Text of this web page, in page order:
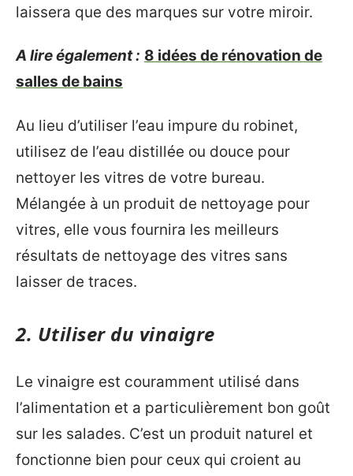
laissera que des marques sur votre miroir.
A lire également : 8 idées de rénovation de
salles de bains
Au lieu d’utiliser l’eau impure du robinet,
utilisez de l’eau distillée ou douce pour
nettoyer les vitres de votre bureau.
Mélangée à un produit de nettoyage pour
vitres, elle vous fournira les meilleurs
résultats de nettoyage des vitres sans
laisser de traces.
2. Utiliser du vinaigre
Le vinaigre est couramment utilisé dans
l’alimentation et a particulièrement bon goût
sur les salades. C’est un produit naturel et
fonctionne bien pour ceux qui croient au